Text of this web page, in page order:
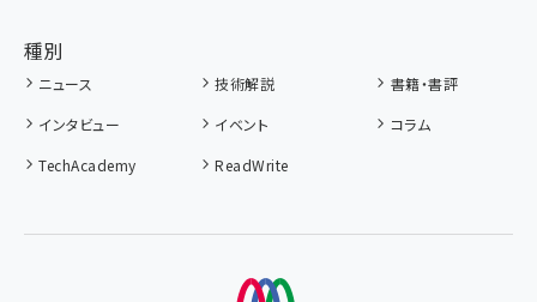
種別
ニュース 技術解説
書籍・書評
インタビュー
イベント
コラム
TechAcademy
ReadWrite